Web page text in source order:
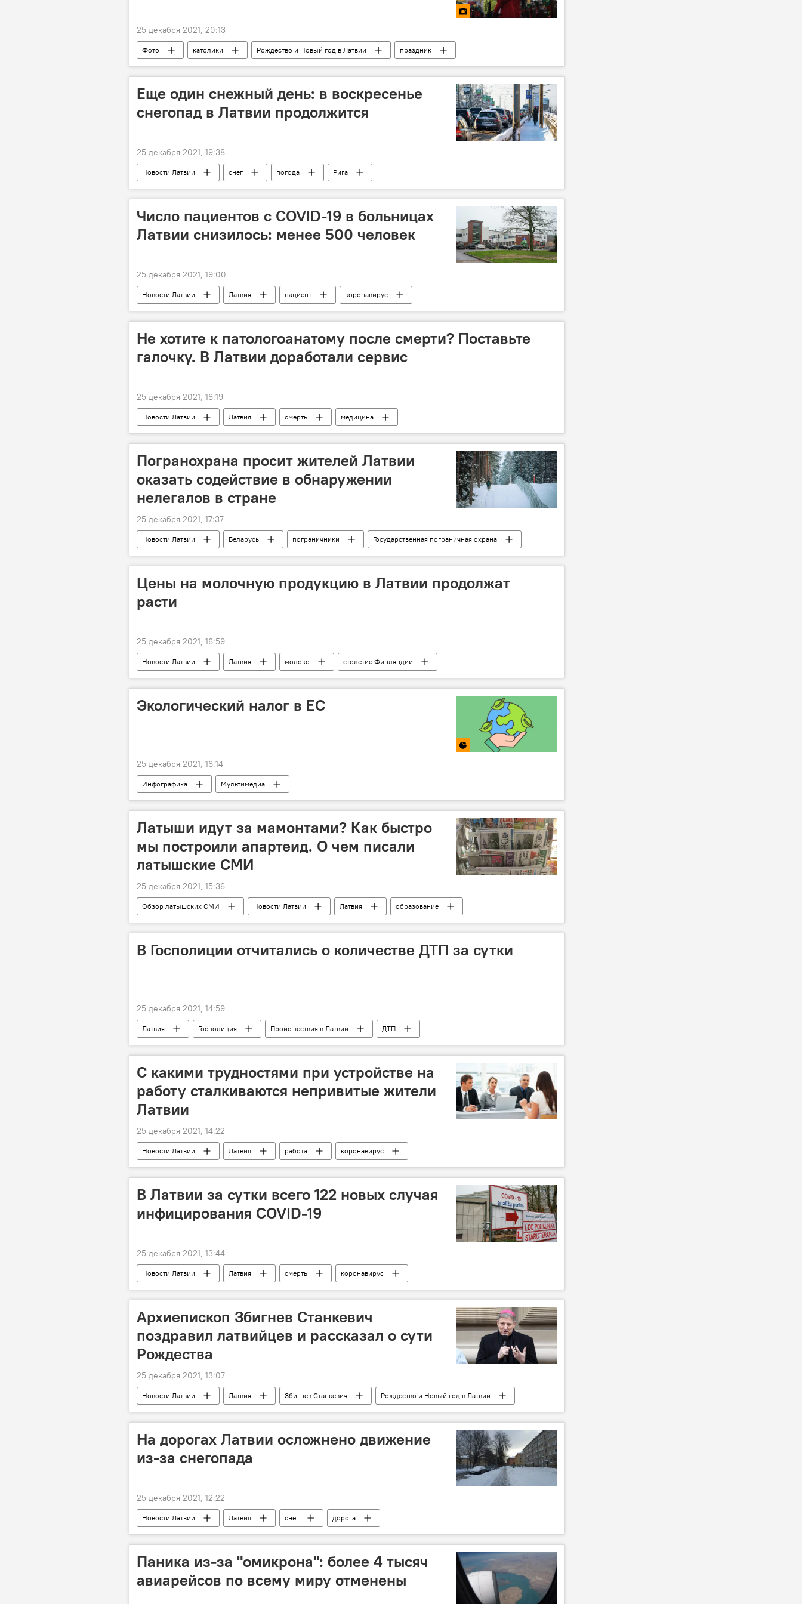
25 декабря 2021, 20:13
Фото католики Рождество и Новый год в Латвии праздник
Еще один снежный день: в воскресенье
снегопад в Латвии продолжится
25 декабря 2021, 19:38
Новости Латвии снег погода Рига
Число пациентов с COVID-19 в больницах
Латвии снизилось: менее 500 человек
25 декабря 2021, 19:00
Новости Латвии Латвия пациент коронавирус
Не хотите к патологоанатому после смерти? Поставьте
галочку. В Латвии доработали сервис
25 декабря 2021, 18:19
Новости Латвии Латвия смерть медицина
Погранохрана просит жителей Латвии
оказать содействие в обнаружении
нелегалов в стране
25 декабря 2021, 17:37
Новости Латвии Беларусь пограничники
Государственная пограничная охрана
Эгилс Левитс
белорусско-латвийская граница
Цены на молочную продукцию в Латвии продолжат
расти
25 декабря 2021, 16:59
Новости Латвии Латвия молоко столетие Финляндии
Экологический налог в ЕС
25 декабря 2021, 16:14
Инфографика Мультимедиа
Латыши идут за мамонтами? Как быстро
мы построили апартеид. О чем писали
латышские СМИ
25 декабря 2021, 15:36
Обзор латышских СМИ Новости Латвии Латвия
образование
реформа
электричество газ тепло латыши
В Госполиции отчитались о количестве ДТП за сутки
25 декабря 2021, 14:59
Латвия Госполиция Происшествия в Латвии ДТП
С какими трудностями при устройстве на
работу сталкиваются непривитые жители
Латвии
25 декабря 2021, 14:22
Новости Латвии Латвия работа коронавирус
В Латвии за сутки всего 122 новых случая
инфицирования COVID-19
25 декабря 2021, 13:44
Новости Латвии Латвия смерть коронавирус
Архиепископ Збигнев Станкевич
поздравил латвийцев и рассказал о сути
Рождества
25 декабря 2021, 13:07
Новости Латвии Латвия Збигнев Станкевич Рождество и Новый год в Латвии
На дорогах Латвии осложнено движение
из-за снегопада
25 декабря 2021, 12:22
Новости Латвии Латвия снег дорога
Паника из-за "омикрона": более 4 тысяч
авиарейсов по всему миру отменены